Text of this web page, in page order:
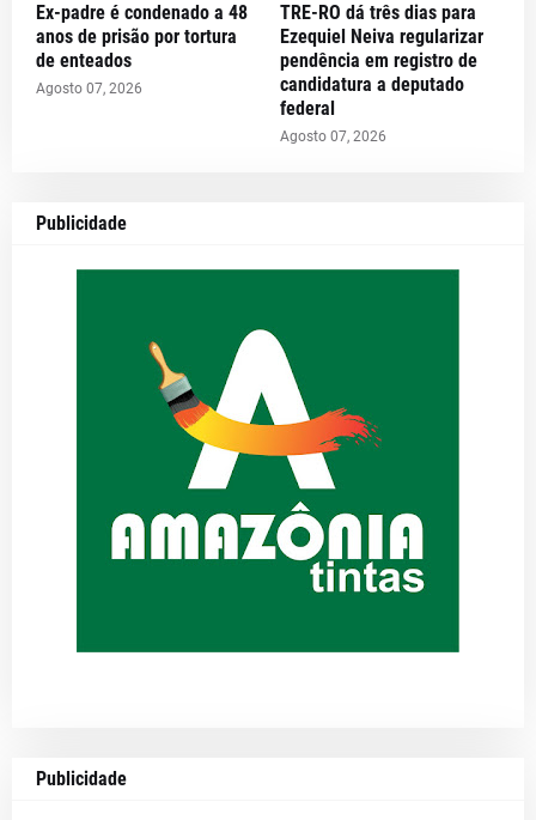
Ex-padre é condenado a 48
anos de prisão por tortura
de enteados
Agosto 07, 2026
TRE-RO dá três dias para
Ezequiel Neiva regularizar
pendência em registro de
candidatura a deputado
federal
Agosto 07, 2026
Publicidade
Publicidade